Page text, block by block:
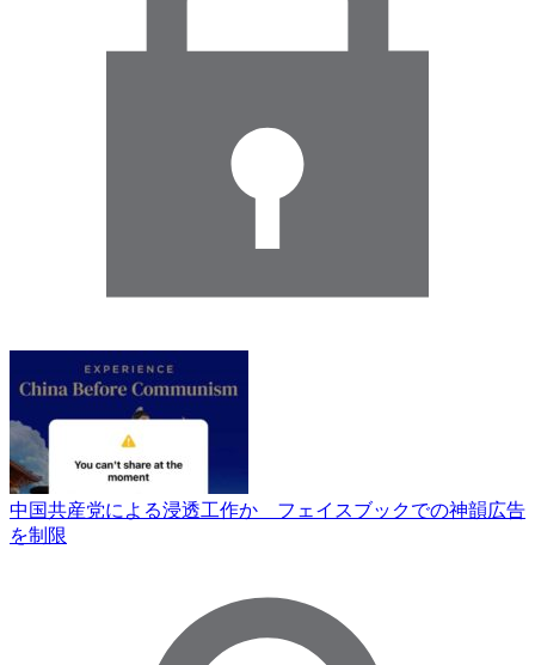
中国共産党による浸透工作か フェイスブックでの神韻広告
を制限